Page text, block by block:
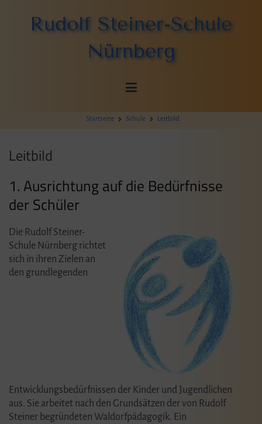
springenRudolf Steiner-Schule
Nürnberg
Startseite Schule Leitbild
Leitbild
1. Ausrichtung auf die Bedürfnisse
der Schüler
Die Rudolf Steiner-
Schule Nürnberg richtet
sich in ihren Zielen an
den grundlegenden
Entwicklungsbedürfnissen der Kinder und Jugendlichen
aus. Sie arbeitet nach den Grundsätzen der von Rudolf
Steiner begründeten Waldorfpädagogik. Ein